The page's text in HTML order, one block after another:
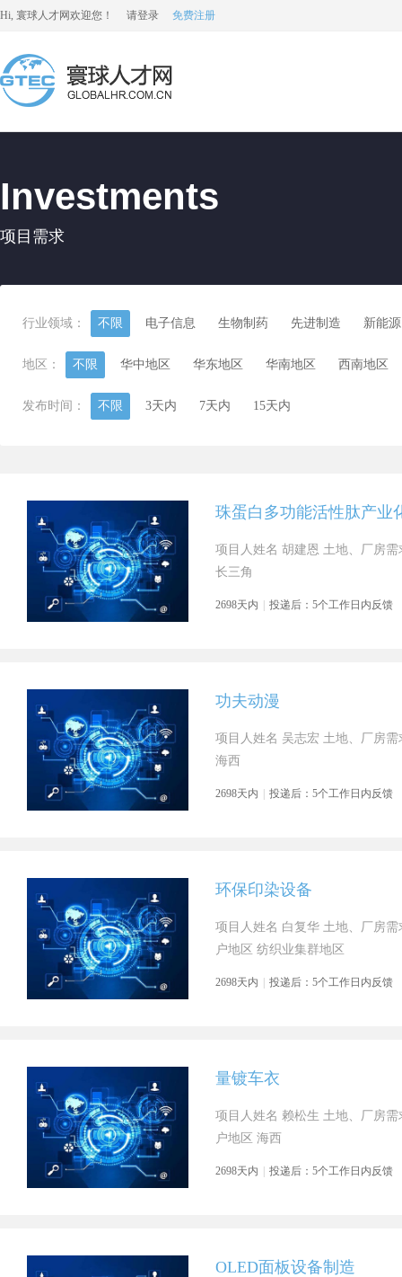
Hi, 寰球人才网欢迎您！ 请登录 免费注册
Investments
项目需求
行业领域： 不限 电子信息 生物制药 先进制造 新能源
地区： 不限 华中地区 华东地区 华南地区 西南地区
发布时间： 不限 3天内 7天内 15天内
珠蛋白多功能活性肽产业
项目人姓名 胡建恩 土地、厂房
长三角
2698天内 投递后：5个工作日内反馈
功夫动漫
项目人姓名 吴志宏 土地、厂房
海西
2698天内 投递后：5个工作日内反馈
环保印染设备
项目人姓名 白复华 土地、厂房
户地区 纺织业集群地区
2698天内 投递后：5个工作日内反馈
量镀车衣
项目人姓名 赖松生 土地、厂房
户地区 海西
2698天内 投递后：5个工作日内反馈
OLED面板设备制造